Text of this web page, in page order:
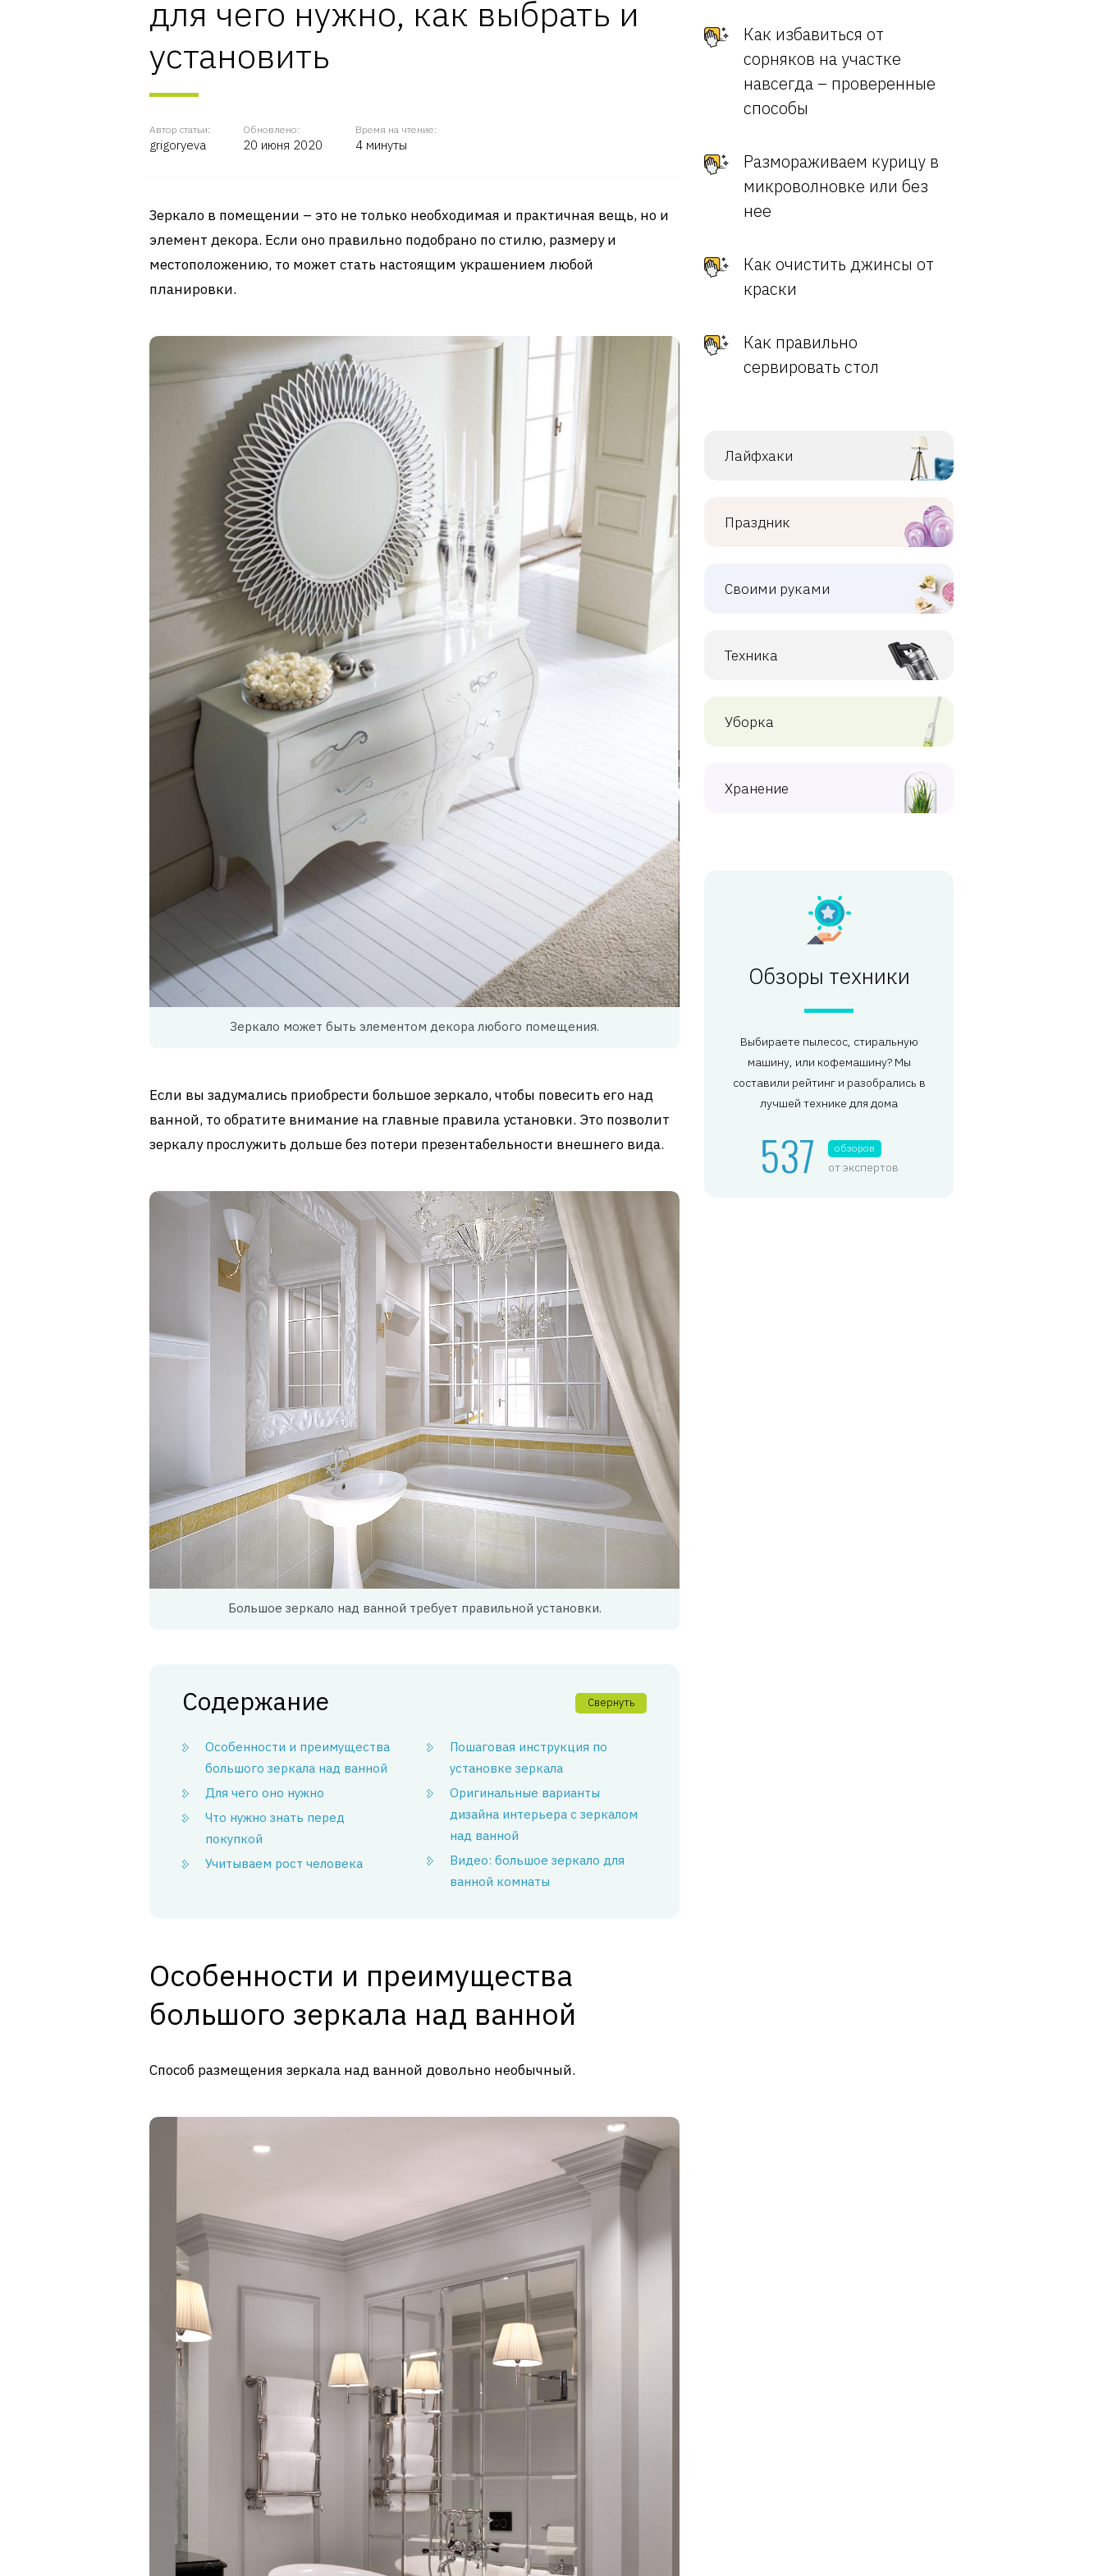
для чего нужно, как выбрать и
установить
Автор статьи:
grigoryeva
Обновлено:
20 июня 2020
Время на чтение:
4 минуты
Зеркало в помещении – это не только необходимая и практичная вещь, но и
элемент декора. Если оно правильно подобрано по стилю, размеру и
местоположению, то может стать настоящим украшением любой
планировки.
Зеркало может быть элементом декора любого помещения.
Если вы задумались приобрести большое зеркало, чтобы повесить его над
ванной, то обратите внимание на главные правила установки. Это позволит
зеркалу прослужить дольше без потери презентабельности внешнего вида.
Большое зеркало над ванной требует правильной установки.
Содержание Свернуть
Особенности и преимущества
большого зеркала над ванной
Для чего оно нужно
Что нужно знать перед
покупкой
Учитываем рост человека
Пошаговая инструкция по
установке зеркала
Оригинальные варианты
дизайна интерьера с зеркалом
над ванной
Видео: большое зеркало для
ванной комнаты
Особенности и преимущества
большого зеркала над ванной
Способ размещения зеркала над ванной довольно необычный.
Как избавиться от
сорняков на участке
навсегда – проверенные
способы
Размораживаем курицу в
микроволновке или без
нее
Как очистить джинсы от
краски
Как правильно
сервировать стол
Лайфхаки
Праздник
Своими руками
Техника
Уборка
Хранение
Обзоры техники
Выбираете пылесос, стиральную
машину, или кофемашину? Мы
составили рейтинг и разобрались в
лучшей технике для дома
537 обзоров
от экспертов